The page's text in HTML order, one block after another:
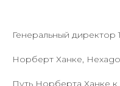
Генеральный директор
Норберт Ханке,
Путь Норберта Ханке